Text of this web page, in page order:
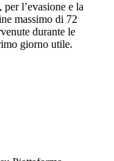
l’evasione e la
massimo di 72
durante le
giorno utile.